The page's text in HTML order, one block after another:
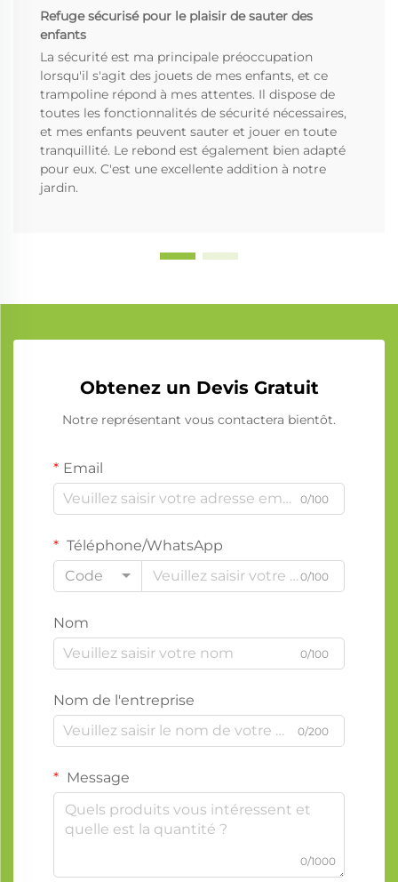
Refuge sécurisé pour le plaisir de sauter des
enfants
La sécurité est ma principale préoccupation
lorsqu'il s'agit des jouets de mes enfants, et ce
trampoline répond à mes attentes. Il dispose de
toutes les fonctionnalités de sécurité nécessaires,
et mes enfants peuvent sauter et jouer en toute
tranquillité. Le rebond est également bien adapté
pour eux. C'est une excellente addition à notre
jardin.
Obtenez un Devis Gratuit
Notre représentant vous contactera bientôt.
Email
0/100
Téléphone/WhatsApp
Code
0/100
Nom
0/100
Nom de l'entreprise
0/200
Message
0/1000